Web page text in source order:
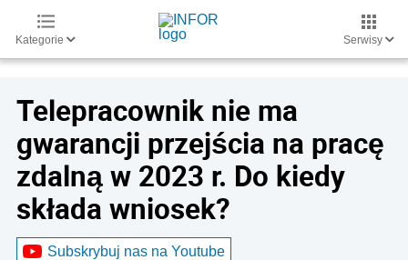
Kategorie Serwisy
Telepracownik nie ma
gwarancji przejścia na pracę
zdalną w 2023 r. Do kiedy
składa wniosek?
Subskrybuj nas na Youtube